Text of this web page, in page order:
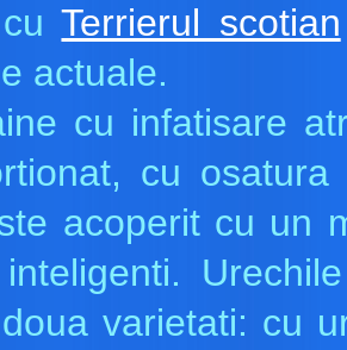
cuTerrierul scotian
actuale.
cu infatisare
cu
acoperit cu un
varietati: cu